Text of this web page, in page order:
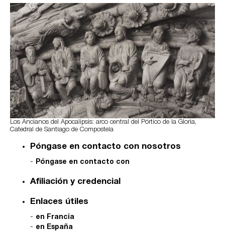
Los Ancianos del Apocalipsis: arco central del Pórtico de la Gloria,
Catedral de Santiago de Compostela
Póngase en contacto con nosotros
Póngase en contacto con
Afiliación y credencial
Enlaces útiles
en Francia
en España